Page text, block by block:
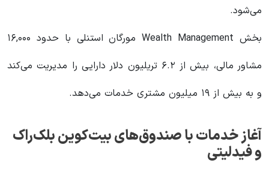
می‌شود.
بخش Wealth Management مورگان استنلی با حدود ۱۶,۰۰۰
مشاور مالی، بیش از ۶.۲ تریلیون دلار دارایی را مدیریت می‌کند
و به بیش از ۱۹ میلیون مشتری خدمات می‌دهد.
آغاز خدمات با صندوق‌های بیت‌کوین بلک‌راک
و فیدلیتی